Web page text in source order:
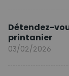
Détendez-
printanier
03/02/2026